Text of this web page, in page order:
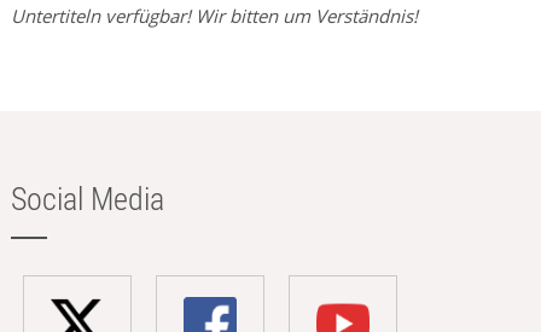
Untertiteln verfügbar! Wir bitten um Verständnis!
Social Media